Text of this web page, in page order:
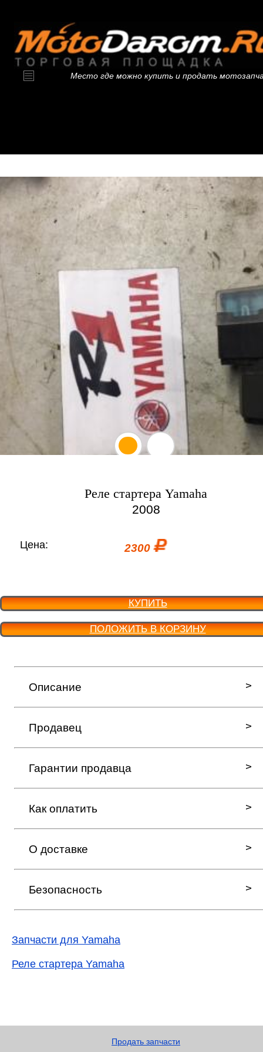
Место где можно купить и продать
Реле стартера Yamaha
2008
Цена: 2300
КУПИТЬ
ПОЛОЖИТЬ В КОРЗИНУ
Описание
Продавец
Гарантии продавца
Как оплатить
О доставке
Безопасность
Запчасти для Yamaha
Реле стартера Yamaha
Продать запчасти